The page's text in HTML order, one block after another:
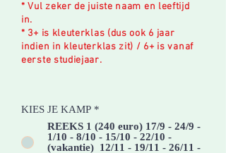
* Vul zeker de juiste naam en leeftijd
in.
* 3+ is kleuterklas (dus ook 6 jaar
indien in kleuterklas zit) / 6+ is vanaf
eerste studiejaar.
KIES JE KAMP *
REEKS 1 (240 euro) 17/9 - 24/9 -
1/10 - 8/10 - 15/10 - 22/10 -
(vakantie) 12/11 - 19/11 - 26/11 -